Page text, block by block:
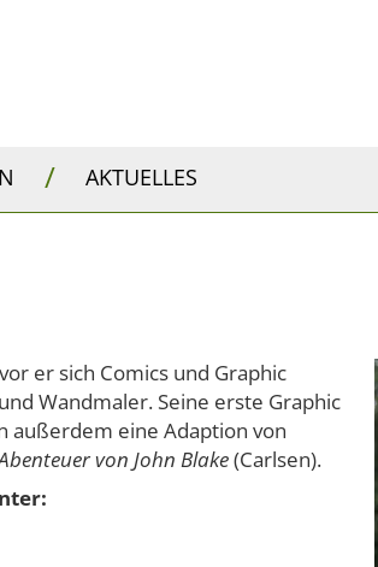
/ AKTUELLES
er sich Comics und Graphic
Wandmaler. Seine erste Graphic
außerdem eine Adaption von
von John Blake(Carlsen).